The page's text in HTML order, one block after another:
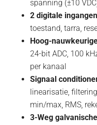
spanning (±10
2 digitale
toestand, tarra,
Hoog-
24-bit ADC, 100
per kanaal
Signaal
linearisatie,
min/max, RMS,
3-Weg